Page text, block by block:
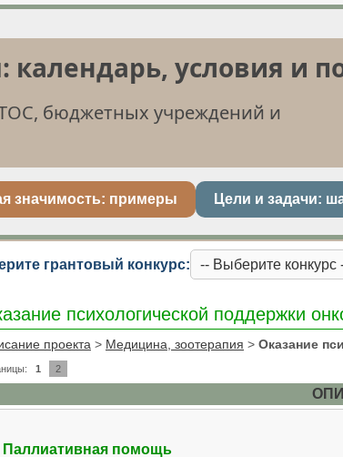
календарь, условия и
бюджетных учреждений и
значимость: примеры Цели и задачи:
грантовый конкурс:
психологической поддержки
проекта > Медицина, зоотерапия > Оказание
1 2
Паллиативная помощь